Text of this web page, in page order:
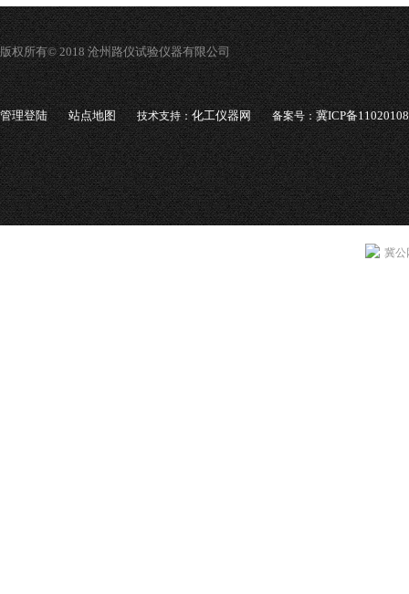
版权所有© 2018 沧州路仪试验仪器有限公司
管理登陆 站点地图 技术支持：化工仪器网 备案号：冀ICP备
冀公